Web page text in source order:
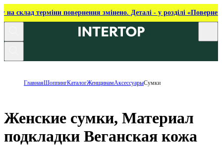
на склад терміни повернення змінено. Деталі - у розділі
ГлавнаяШоппингКаталогЖенщинамАксессуарыСумки
Женские сумки, Материал
подкладки Веганская кожа